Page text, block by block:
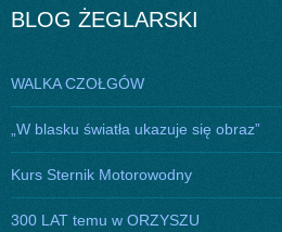
BLOG ŻEGLARSKI
WALKA CZOŁGÓW
„W blasku światła ukazuje się obraz”
Kurs Sternik Motorowodny
300 LAT temu w ORZYSZU